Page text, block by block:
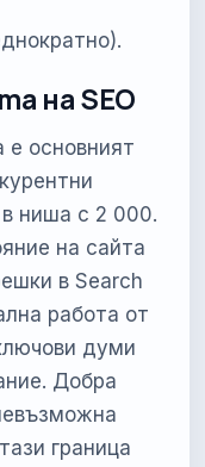
на SEO
е основният
ниша с 2 000.
на сайта
в Search
работа от
думи
Добра
граница